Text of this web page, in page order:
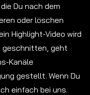
Du nach dem
oder löschen
Highlight-Video wird
geschnitten, geht
Kanäle
gestellt. Wenn Du
einfach bei uns.